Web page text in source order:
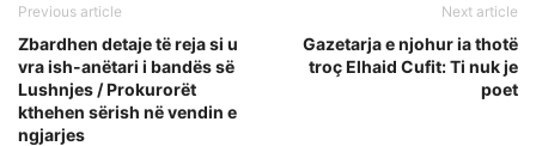
Previous article
Zbardhen detaje të reja si u
vra ish-anëtari i bandës së
Lushnjes / Prokurorët
kthehen sërish në vendin e
ngjarjes
Next article
Gazetarja e njohur ia thotë
troç Elhaid Cufit: Ti nuk je
poet